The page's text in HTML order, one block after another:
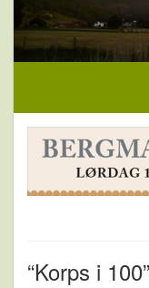
“Korps i 100”